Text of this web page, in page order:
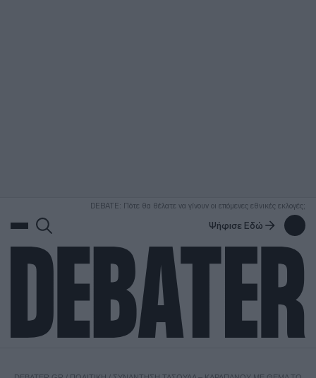
DEBATE: Πότε θα θέλατε να γίνουν οι επόμενες εθνικές εκλογές;
Ψήφισε Εδώ